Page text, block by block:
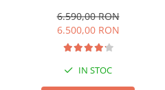
6.590,00 RON
6.500,00 RON
IN STOC